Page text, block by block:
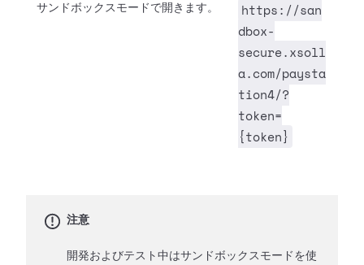
サンドボックスモードで開きます。
https://san
dbox-
secure.xsoll
a.com/paysta
tion4/?
token=
{token}
注意
開発およびテスト中はサンドボックスモードを使